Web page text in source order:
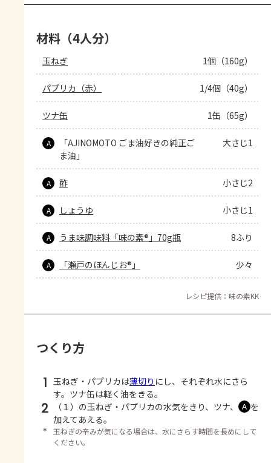
材料（4人分）
玉ねぎ 1個（160g）
パプリカ（赤） 1/4個（40g）
ツナ缶 1缶（65g）
A
「AJINOMOTO ごま油好きの純正ご
ま油」
大さじ1
A 酢 小さじ2
A しょうゆ 小さじ1
A うま味調味料「味の素®」70g瓶 8ふり
A 「瀬戸のほんじお®」 少々
レシピ提供：味の素KK
つくり方
1 玉ねぎ・パプリカは薄切り にし、それぞれ水にさら
す。ツナ缶は軽く油をきる。
2 （１）の玉ねぎ・パプリカの水気をきり、ツナ、 Ａ を
加えてあえる。
＊
玉ねぎの辛みが気になる場合は、水にさらす時間を長めにして
ください。